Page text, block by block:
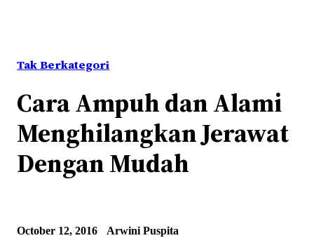
Tak Berkategori
Cara Ampuh dan Alami
Menghilangkan Jerawat
Dengan Mudah
October 12, 2016 Arwini Puspita